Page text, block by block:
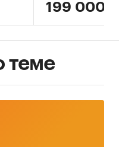
рынка до
онлайн-школ по
рынке онлайн-
в
199 000 ₽
теме